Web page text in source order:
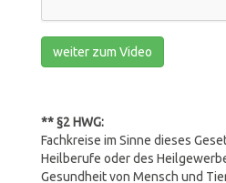
weiter zum Video
** §2 HWG:
Fachkreise im Sinne dieses
Heilberufe oder des
Gesundheit von Mensch und